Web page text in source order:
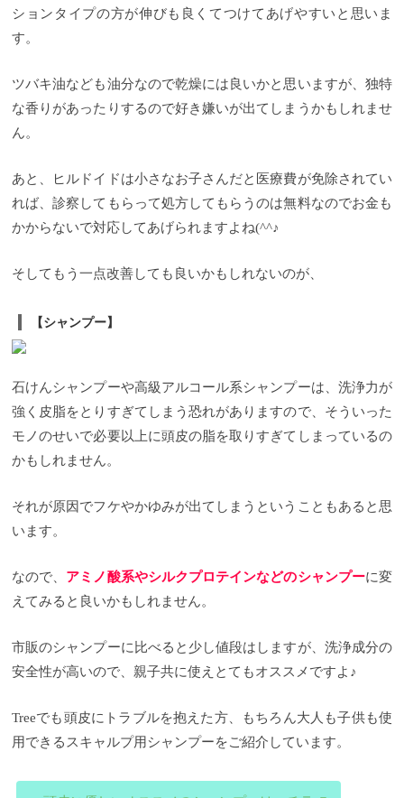
ションタイプの方が伸びも良くてつけてあげやすいと思いま
す。
ツバキ油なども油分なので乾燥には良いかと思いますが、独特
な香りがあったりするので好き嫌いが出てしまうかもしれませ
ん。
あと、ヒルドイドは小さなお子さんだと医療費が免除されてい
れば、診察してもらって処方してもらうのは無料なのでお金も
かからないで対応してあげられますよね(^^♪
そしてもう一点改善しても良いかもしれないのが、
【シャンプー】
石けんシャンプーや高級アルコール系シャンプーは、洗浄力が
強く皮脂をとりすぎてしまう恐れがありますので、そういった
モノのせいで必要以上に頭皮の脂を取りすぎてしまっているの
かもしれません。
それが原因でフケやかゆみが出てしまうということもあると思
います。
なので、 アミノ酸系やシルクプロテインなどのシャンプーに変
えてみると良いかもしれません。
市販のシャンプーに比べると少し値段はしますが、洗浄成分の
安全性が高いので、親子共に使えとてもオススメですよ♪
Treeでも頭皮にトラブルを抱えた方、もちろん大人も子供も使
用できるスキャルプ用シャンプーをご紹介しています。